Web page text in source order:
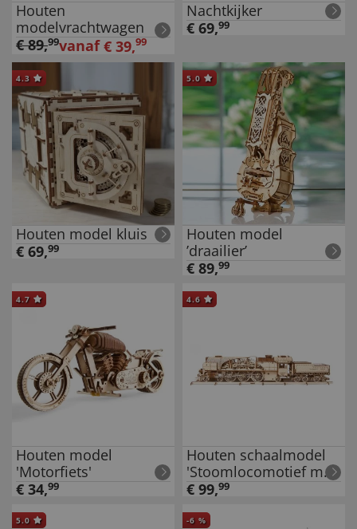
Houten
modelvrachtwagen
€89,99vanaf € 39,99
Nachtkijker
€ 69,99
4.3
Houten model kluis
€ 69,99
5.0
Houten model
’draailier’
€ 89,99
4.7
Houten model
'Motorfiets'
€ 34,99
4.6
Houten schaalmodel
'Stoomlocomotief met
tender'
€ 99,99
5.0 -6 %